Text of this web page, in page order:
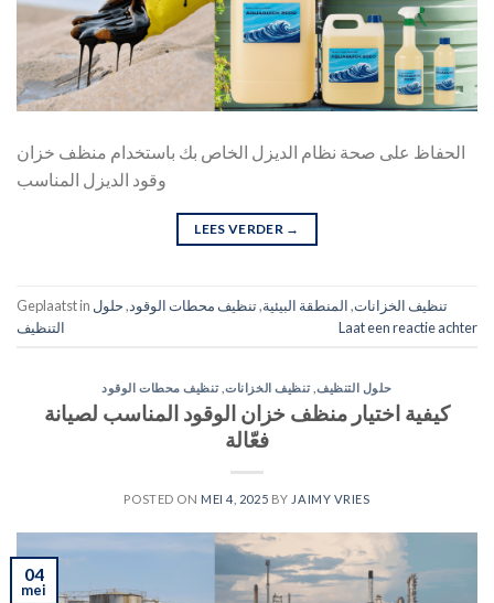
الحفاظ على صحة نظام الديزل الخاص بك باستخدام منظف خزان
وقود الديزل المناسب
LEES VERDER →
Geplaatst in تنظيف الخزانات,المنطقة البيئية,تنظيف محطات الوقود,حلول
التنظيف
Laat een reactie achter
حلول التنظيف, تنظيف الخزانات, تنظيف محطات الوقود
كيفية اختيار منظف خزان الوقود المناسب لصيانة
فعّالة
POSTED ON MEI 4, 2025 BY JAIMY VRIES
04
mei